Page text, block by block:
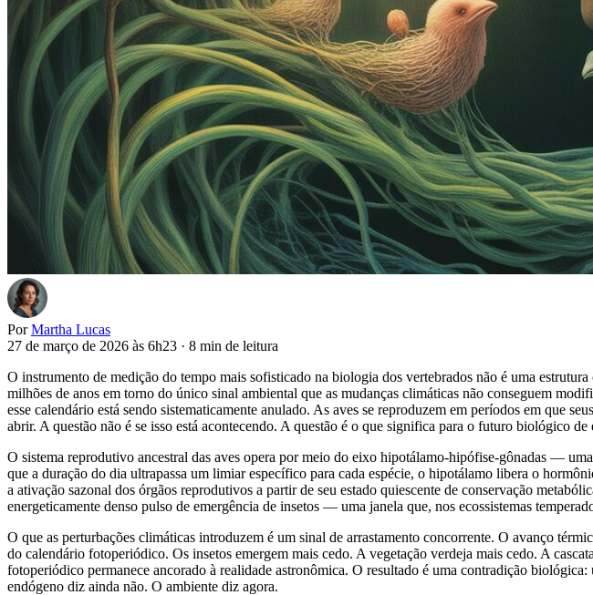
Por Martha Lucas
27 de março de 2026 às 6h23 · 8 min de leitura
O instrumento de medição do tempo mais sofisticado na biologia dos vertebrados não é uma
milhões de anos em torno do único sinal ambiental que as mudanças climáticas não conseguem
esse calendário está sendo sistematicamente anulado. As aves se reproduzem em períodos em que
abrir. A questão não é se isso está acontecendo. A questão é o que significa para o futuro biológico
O sistema reprodutivo ancestral das aves opera por meio do eixo hipotálamo-hipófise-gônadas —
que a duração do dia ultrapassa um limiar específico para cada espécie, o hipotálamo libera o
a ativação sazonal dos órgãos reprodutivos a partir de seu estado quiescente de conservação
energeticamente denso pulso de emergência de insetos — uma janela que, nos ecossistemas
O que as perturbações climáticas introduzem é um sinal de arrastamento concorrente. O avanço
do calendário fotoperiódico. Os insetos emergem mais cedo. A vegetação verdeja mais cedo. A
fotoperiódico permanece ancorado à realidade astronômica. O resultado é uma contradição
endógeno diz ainda não. O ambiente diz agora.